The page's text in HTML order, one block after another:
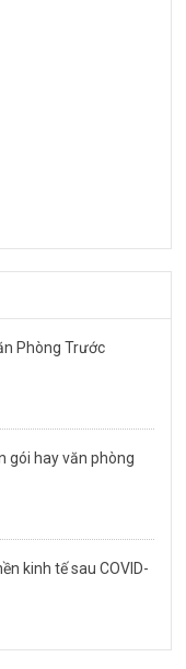
Phòng Trước
gói hay văn phòng
kinh tế sau COVID-